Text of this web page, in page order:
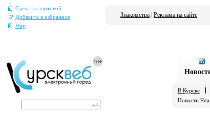
Сделать стартовой
Добавить в избранное
Wap
Знакомства Реклама на сайте
В Курске
Новости